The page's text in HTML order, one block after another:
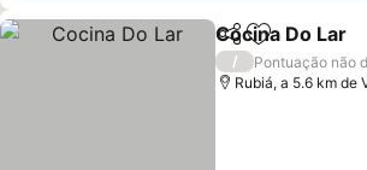
PartilharAdicionar
Cocina Do Lar
/
Pontuação não
Rubiá, a 5.6 km de